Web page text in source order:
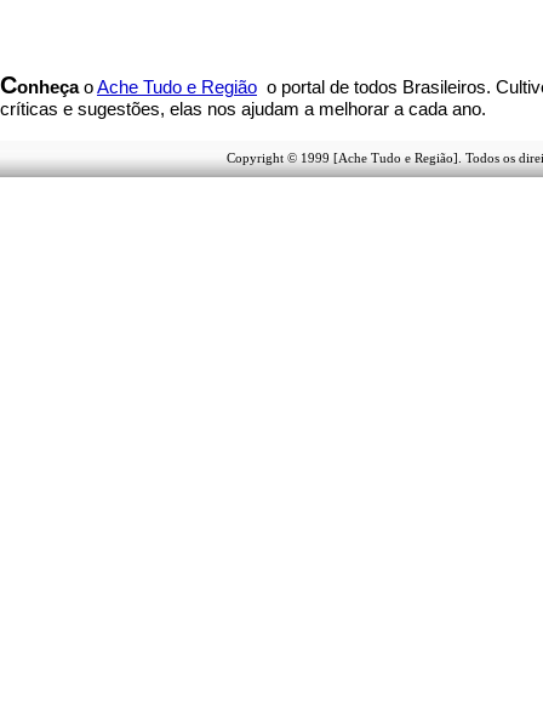
ConheçaoAche Tudo e Região o portal de todos Brasileiros.
críticas e sugestões, elas nos ajudam a melhorar a cada ano.
Copyright © 1999 [Ache Tudo e Região]. Todos os